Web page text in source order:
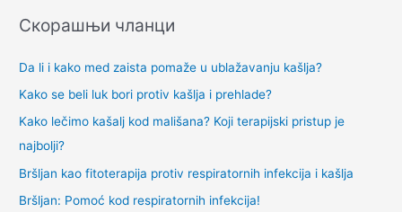
т
а
з
а
:
Скорашњи чланци
Da li i kako med zaista pomaže u ublažavanju kašlja?
Kako se beli luk bori protiv kašlja i prehlade?
Kako lečimo kašalj kod mališana? Koji terapijski pristup je
najbolji?
Bršljan kao fitoterapija protiv respiratornih infekcija i kašlja
Bršljan: Pomoć kod respiratornih infekcija!